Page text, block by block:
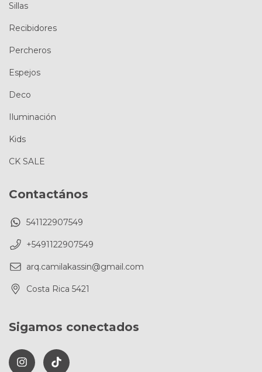
Sillas
Recibidores
Percheros
Espejos
Deco
Iluminación
Kids
CK SALE
Contactános
541122907549
+5491122907549
arq.camilakassin@gmail.com
Costa Rica 5421
Sigamos conectados